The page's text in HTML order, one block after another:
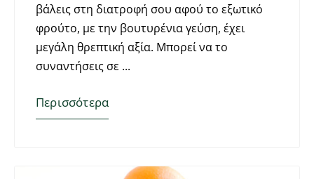
βάλεις στη διατροφή σου αφού το εξωτικό
φρούτο, με την βουτυρένια γεύση, έχει
μεγάλη θρεπτική αξία. Μπορεί να το
συναντήσεις σε
Περισσότερα